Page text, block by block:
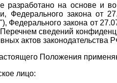
разработано на основе и во
Федерального закона
Федерального закона от
сведений
актов законодательства
Положения
лицо: